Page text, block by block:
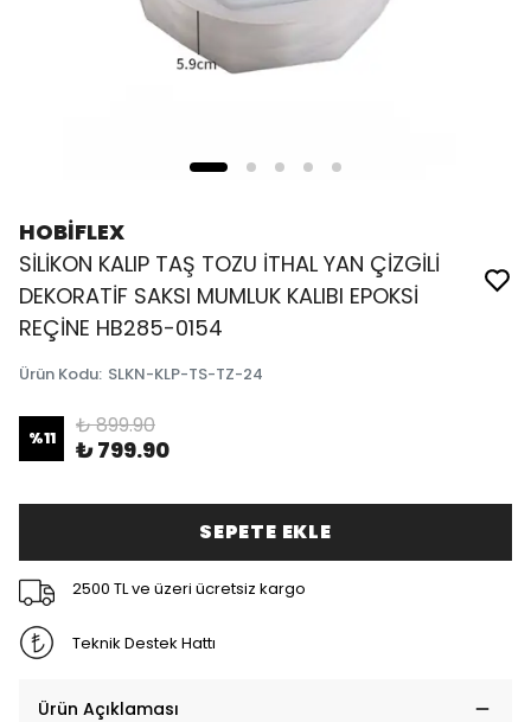
HOBİFLEX
SİLİKON KALIP TAŞ TOZU İTHAL YAN ÇİZGİLİ
DEKORATİF SAKSI MUMLUK KALIBI EPOKSİ
REÇİNE HB285-0154
Ürün Kodu: SLKN-KLP-TS-TZ-24
%11 ₺ 899.90
₺ 799.90
SEPETE EKLE
2500 TL ve üzeri ücretsiz kargo
Teknik Destek Hattı
Ürün Açıklaması